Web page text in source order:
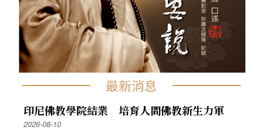
最新消息
印尼佛教學院結業 培育人間佛教新生力軍
2026-08-10